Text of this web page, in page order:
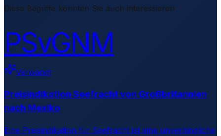
Diese Begriffe könnten Sie auch interessieren
PSvGNM
Verwandt
Preisindikation Seefracht von Großbritannien
nach Mexiko
Eine Preisindikation für Seefracht ist eine unverbindliche